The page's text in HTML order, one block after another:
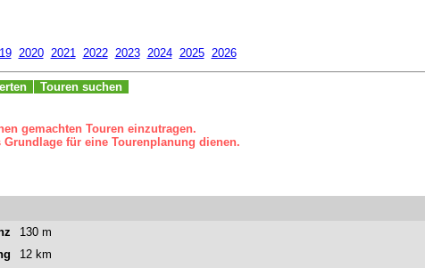
2020 2021 2022 2023 2024 2025 2026
Touren suchen
gemachten Touren einzutragen.
für eine Tourenplanung dienen.
130 m
12 km